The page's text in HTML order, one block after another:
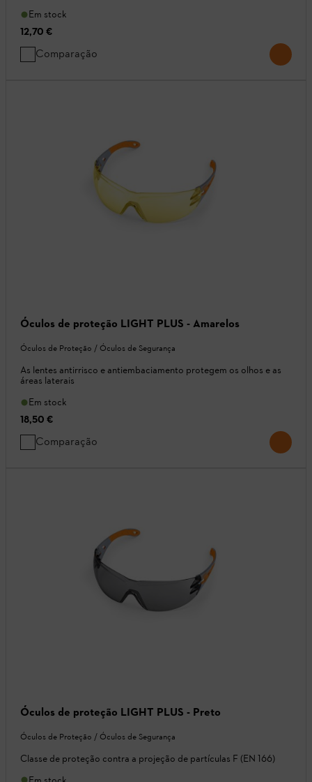
Em stock
12,70 €
Comparação
Óculos de proteção LIGHT PLUS - Amarelos
Óculos de Proteção / Óculos de Segurança
As lentes antirrisco e antiembaciamento protegem os olhos e as
áreas laterais
Em stock
18,50 €
Comparação
Óculos de proteção LIGHT PLUS - Preto
Óculos de Proteção / Óculos de Segurança
Classe de proteção contra a projeção de partículas F (EN 166)